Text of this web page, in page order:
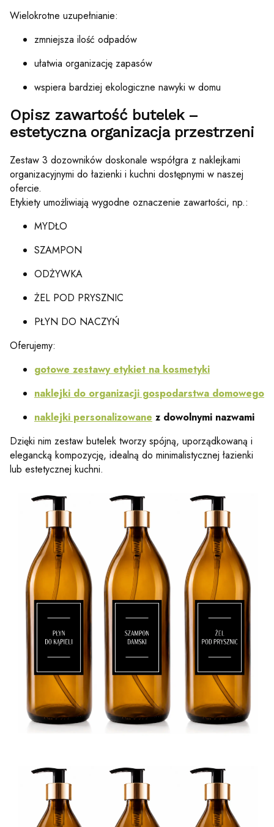
Wielokrotne uzupełnianie:
zmniejsza ilość odpadów
ułatwia organizację zapasów
wspiera bardziej ekologiczne nawyki w domu
Opisz zawartość butelek –
estetyczna organizacja przestrzeni
Zestaw 3 dozowników doskonale współgra z naklejkami
organizacyjnymi do łazienki i kuchni dostępnymi w naszej
ofercie.
Etykiety umożliwiają wygodne oznaczenie zawartości, np.:
MYDŁO
SZAMPON
ODŻYWKA
ŻEL POD PRYSZNIC
PŁYN DO NACZYŃ
Oferujemy:
gotowe zestawy etykiet na kosmetyki
naklejki do organizacji gospodarstwa domowego
naklejki personalizowane z dowolnymi nazwami
Dzięki nim zestaw butelek tworzy spójną, uporządkowaną i
elegancką kompozycję, idealną do minimalistycznej łazienki
lub estetycznej kuchni.